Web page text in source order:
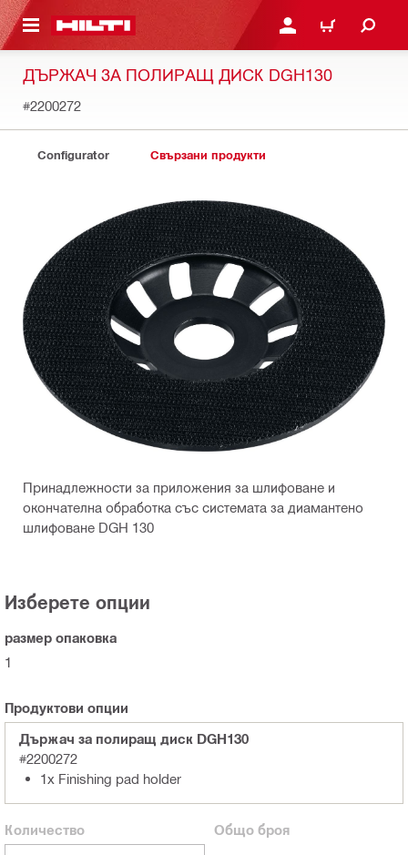
СЪДЪРЖАНИЕ ВЛЕЗ ИЛИ СЕ
КОЛИЧКА
ДЪРЖАЧ ЗА ПОЛИРАЩ ДИСК DGH130
#2200272
Configurator Свързани продукти
Принадлежности за приложения за шлифоване и
окончателна обработка със системата за диамантено
шлифоване DGH 130
Изберете опции
размер опаковка
1
Продуктови опции
Държач за полиращ диск DGH130
#2200272
1x Finishing pad holder
Количество Общо броя